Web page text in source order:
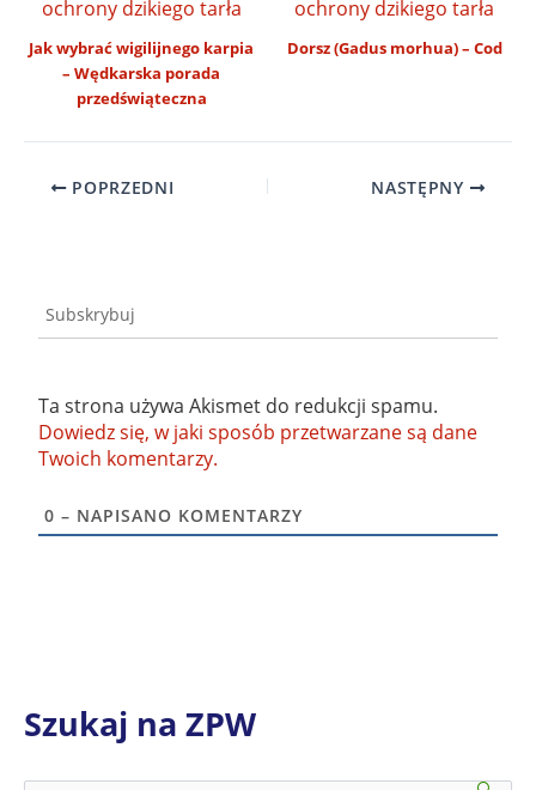
Jak wybrać wigilijnego karpia
– Wędkarska porada
przedświąteczna
Dorsz (Gadus morhua) – Cod
POPRZEDNI NASTĘPNY
Subskrybuj
Ta strona używa Akismet do redukcji spamu.
Dowiedz się, w jaki sposób przetwarzane są dane
Twoich komentarzy.
0 – NAPISANO KOMENTARZY
Szukaj na ZPW